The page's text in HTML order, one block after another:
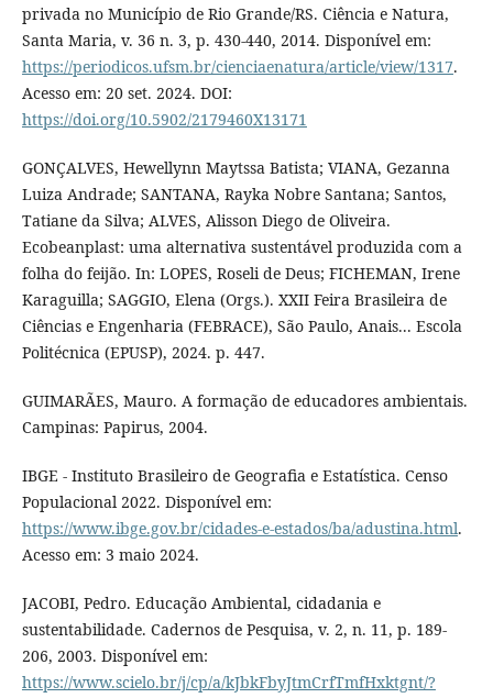
privada no Município de Rio Grande/RS. Ciência e Natura,
Santa Maria, v. 36 n. 3, p. 430-440, 2014. Disponível em:
https://periodicos.ufsm.br/cienciaenatura/article/view/1317.
Acesso em: 20 set. 2024. DOI:
https://doi.org/10.5902/2179460X13171
GONÇALVES, Hewellynn Maytssa Batista; VIANA, Gezanna
Luiza Andrade; SANTANA, Rayka Nobre Santana; Santos,
Tatiane da Silva; ALVES, Alisson Diego de Oliveira.
Ecobeanplast: uma alternativa sustentável produzida com a
folha do feijão. In: LOPES, Roseli de Deus; FICHEMAN, Irene
Karaguilla; SAGGIO, Elena (Orgs.). XXII Feira Brasileira de
Ciências e Engenharia (FEBRACE), São Paulo, Anais... Escola
Politécnica (EPUSP), 2024. p. 447.
GUIMARÃES, Mauro. A formação de educadores ambientais.
Campinas: Papirus, 2004.
IBGE - Instituto Brasileiro de Geografia e Estatística. Censo
Populacional 2022. Disponível em:
https://www.ibge.gov.br/cidades-e-estados/ba/adustina.html.
Acesso em: 3 maio 2024.
JACOBI, Pedro. Educação Ambiental, cidadania e
sustentabilidade. Cadernos de Pesquisa, v. 2, n. 11, p. 189-
206, 2003. Disponível em:
https://www.scielo.br/j/cp/a/kJbkFbyJtmCrfTmfHxktgnt/?